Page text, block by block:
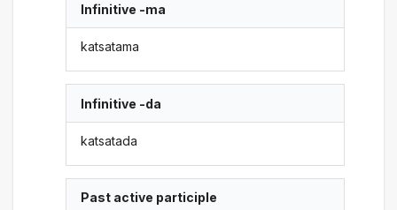
Infinitive -ma
katsatama
Infinitive -da
katsatada
Past active participle